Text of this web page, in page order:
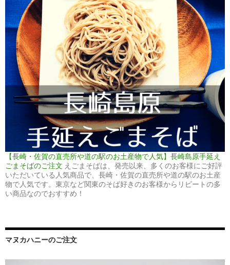
【長崎・佐賀の直売所や道の駅のお土産物で人気】長崎島原手延え
ごまそばのご注文 えごまそばは、発売以来、多くのお客様にご好評
いただいている人気商品で、長崎・佐賀の直売所や道の駅のお土産
物で人気です。東京など関東のそば好きのお客様からリピートの多
い商品なのでおすすめ！
マヌカハニーのご注文